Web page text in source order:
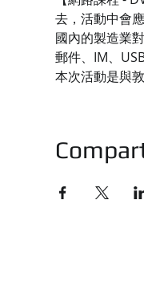
去，活動中會
國內的製造業
郵件、IM、
本次活動是與